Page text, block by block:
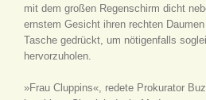
mit dem großen Regenschirm dicht
ernstem Gesicht ihren rechten
Tasche gedrückt, um nötigenfalls
hervorzuholen.
»Frau Cluppins«, redete Prokurator